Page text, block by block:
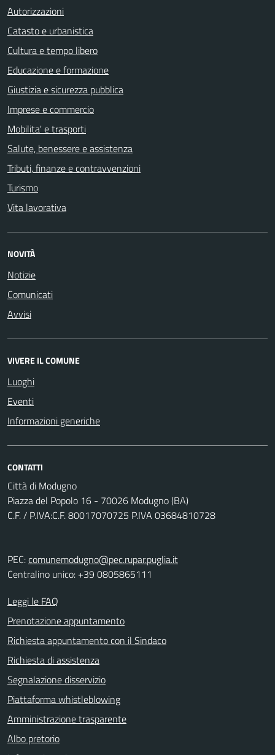
Autorizzazioni
Catasto e urbanistica
Cultura e tempo libero
Educazione e formazione
Giustizia e sicurezza pubblica
Imprese e commercio
Mobilita' e trasporti
Salute, benessere e assistenza
Tributi, finanze e contravvenzioni
Turismo
Vita lavorativa
NOVITÀ
Notizie
Comunicati
Avvisi
VIVERE IL COMUNE
Luoghi
Eventi
Informazioni generiche
CONTATTI
Città di Modugno
Piazza del Popolo 16 - 70026 Modugno (BA)
C.F. / P.IVA:C.F. 80017070725 P.IVA 03684810728
PEC:comunemodugno@pec.rupar.puglia.it
Centralino unico: +39 0805865111
Leggi le FAQ
Prenotazione appuntamento
Richiesta appuntamento con il Sindaco
Richiesta di assistenza
Segnalazione disservizio
Piattaforma whistleblowing
Amministrazione trasparente
Albo pretorio